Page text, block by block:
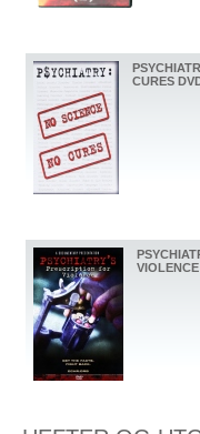
CURES
VIOLENCE